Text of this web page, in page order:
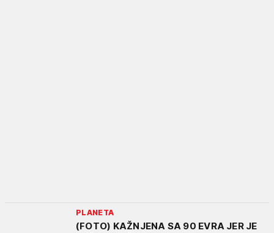
PLANETA
(FOTO) KAŽNJENA SA 90 EVRA JER JE